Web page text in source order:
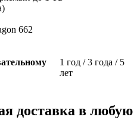
662
1 год / 3 года / 5
лет
доставка в любую